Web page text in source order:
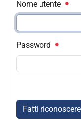
Nome utente
Password
Fatti riconoscere